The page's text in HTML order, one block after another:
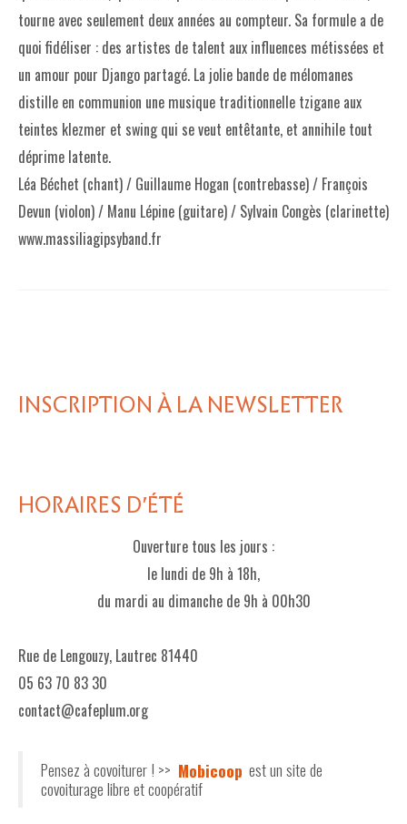
tourne avec seulement deux années au compteur. Sa formule a de
quoi fidéliser : des artistes de talent aux influences métissées et
un amour pour Django partagé. La jolie bande de mélomanes
distille en communion une musique traditionnelle tzigane aux
teintes klezmer et swing qui se veut entêtante, et annihile tout
déprime latente.
Léa Béchet (chant) / Guillaume Hogan (contrebasse) / François
Devun (violon) / Manu Lépine (guitare) / Sylvain Congès (clarinette)
www.massiliagipsyband.fr
INSCRIPTION À LA NEWSLETTER
HORAIRES D'ÉTÉ
Ouverture tous les jours :
le lundi de 9h à 18h,
du mardi au dimanche de 9h à 00h30
Rue de Lengouzy, Lautrec 81440
05 63 70 83 30
contact@cafeplum.org
Pensez à covoiturer ! >> Mobicoop est un site de
covoiturage libre et coopératif